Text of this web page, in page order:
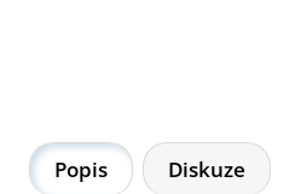
Popis Diskuze